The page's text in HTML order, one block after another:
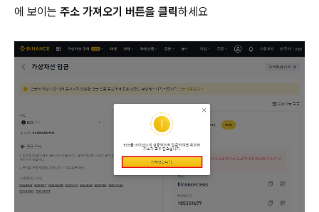
에 보이는 주소 가져오기 버튼을 클릭하세요